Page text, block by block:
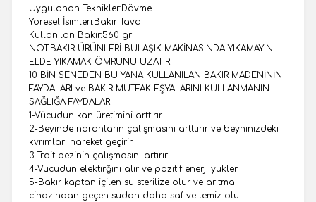
Uygulanan Teknikler:Dövme
Yöresel İsimleri:Bakır Tava
Kullanılan Bakır:560 gr
NOT:BAKIR ÜRÜNLERİ BULAŞIK MAKİNASINDA YIKAMAYIN
ELDE YIKAMAK ÖMRÜNÜ UZATIR
​10 BİN SENEDEN BU YANA KULLANILAN BAKIR MADENİNİN
FAYDALARI ve BAKIR MUTFAK EŞYALARINI KULLANMANIN
SAĞLIĞA FAYDALARI
1-Vücudun kan üretimini arttırır
2-Beyinde nöronların çalışmasını artttırır ve beyninizdeki
kvrımları hareket geçirir
3-Troit bezinin çalışmasını artırır
4-Vücudun elektirğini alır ve pozitif enerji yükler
5-Bakır kaptan içilen su sterilize olur ve arıtma
cihazından geçen sudan daha saf ve temiz olu